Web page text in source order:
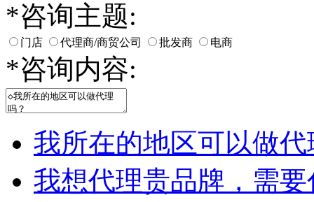
*咨询主题:
门店 代理商/商贸公司 批发商 电商
*咨询内容:
我所在的地区可以做
我想代理贵品牌，需